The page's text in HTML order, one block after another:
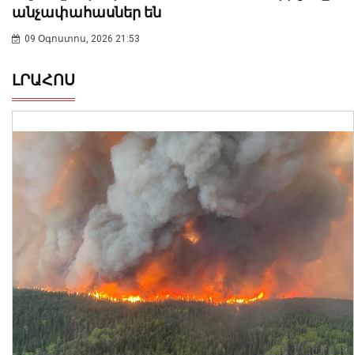
անչափահասներ են
09 Օգոստոս, 2026 21:53
ԼՐԱՀՈՍ